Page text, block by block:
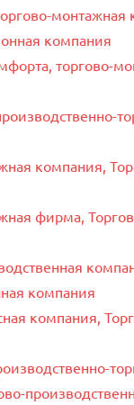
монтажная
компания
торгово-
компания,
фирма,
компания
компания,